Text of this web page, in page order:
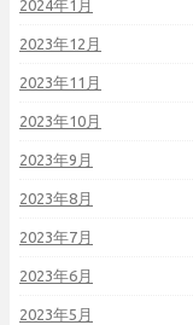
2024年1月
2023年12月
2023年11月
2023年10月
2023年9月
2023年8月
2023年7月
2023年6月
2023年5月